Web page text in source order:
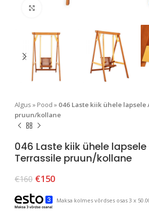
Suurendamiseks klõpsake
Algus » Pood » 046 Laste kiik ühele lapsele
pruun/kollane
046 Laste kiik ühele
Terrassile pruun/kollane
€160 €150
Maksa kolmes võrdses osas 3 x